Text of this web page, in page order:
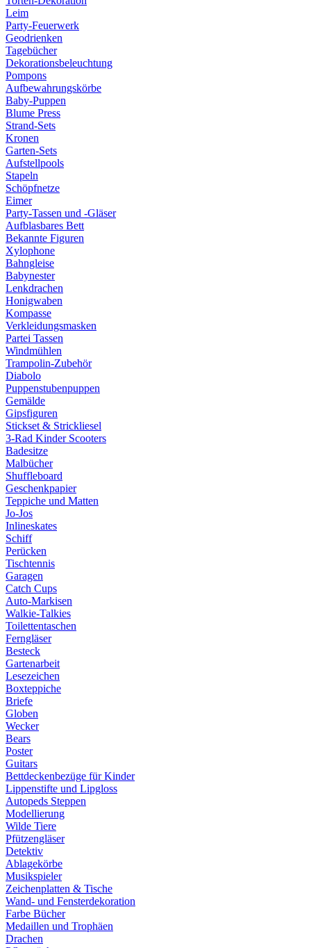
Leim
Party-Feuerwerk
Geodrienken
Tagebücher
Dekorationsbeleuchtung
Pompons
Aufbewahrungskörbe
Baby-Puppen
Blume Press
Strand-Sets
Kronen
Garten-Sets
Aufstellpools
Stapeln
Schöpfnetze
Eimer
Party-Tassen und -Gläser
Aufblasbares Bett
Bekannte Figuren
Xylophone
Bahngleise
Babynester
Lenkdrachen
Honigwaben
Kompasse
Verkleidungsmasken
Partei Tassen
Windmühlen
Trampolin-Zubehör
Diabolo
Puppenstubenpuppen
Gemälde
Gipsfiguren
Stickset & Strickliesel
3-Rad Kinder Scooters
Badesitze
Malbücher
Shuffleboard
Geschenkpapier
Teppiche und Matten
Jo-Jos
Inlineskates
Schiff
Perücken
Tischtennis
Garagen
Catch Cups
Auto-Markisen
Walkie-Talkies
Toilettentaschen
Ferngläser
Besteck
Gartenarbeit
Lesezeichen
Boxteppiche
Briefe
Globen
Wecker
Bears
Poster
Guitars
Bettdeckenbezüge für Kinder
Lippenstifte und Lipgloss
Autopeds Steppen
Modellierung
Wilde Tiere
Pfützengläser
Detektiv
Ablagekörbe
Musikspieler
Zeichenplatten & Tische
Wand- und Fensterdekoration
Farbe Bücher
Medaillen und Trophäen
Drachen